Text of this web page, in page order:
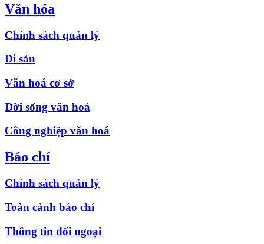
Văn hóa
Chính sách quản lý
Di sản
Văn hoá cơ sở
Đời sống văn hoá
Công nghiệp văn hoá
Báo chí
Chính sách quản lý
Toàn cảnh báo chí
Thông tin đối ngoại